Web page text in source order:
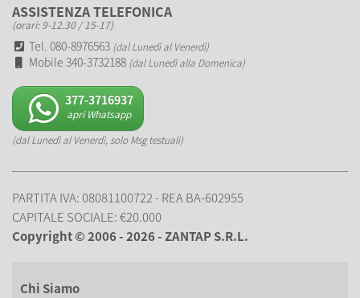
ASSISTENZA TELEFONICA
(orari: 9-12.30 / 15-17)
Tel. 080-8976563 (dal Lunedì al Venerdì)
Mobile 340-3732188 (dal Lunedì alla Domenica)
377-3716937
apri Whatsapp
(dal Lunedì al Venerdì, solo Msg testuali)
PARTITA IVA: 08081100722 - REA BA-602955
CAPITALE SOCIALE: €20.000
Copyright © 2006 - 2026 - ZANTAP S.R.L.
Chi Siamo